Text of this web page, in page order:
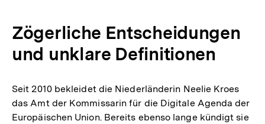
Zögerliche Entscheidungen
und unklare Definitionen
Seit 2010 bekleidet die Niederländerin Neelie Kroes
das Amt der Kommissarin für die Digitale Agenda der
Europäischen Union. Bereits ebenso lange kündigt sie